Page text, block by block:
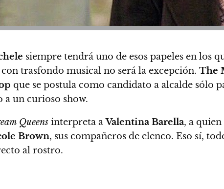
siempre tendrá uno de esos papeles en los
con trasfondo musical no será la excepción. The
que se postula como candidato a alcalde sólo
un curioso show.
Queens interpreta aValentina Barella, a
Brown, sus compañeros de elenco. Eso sí,
al rostro.